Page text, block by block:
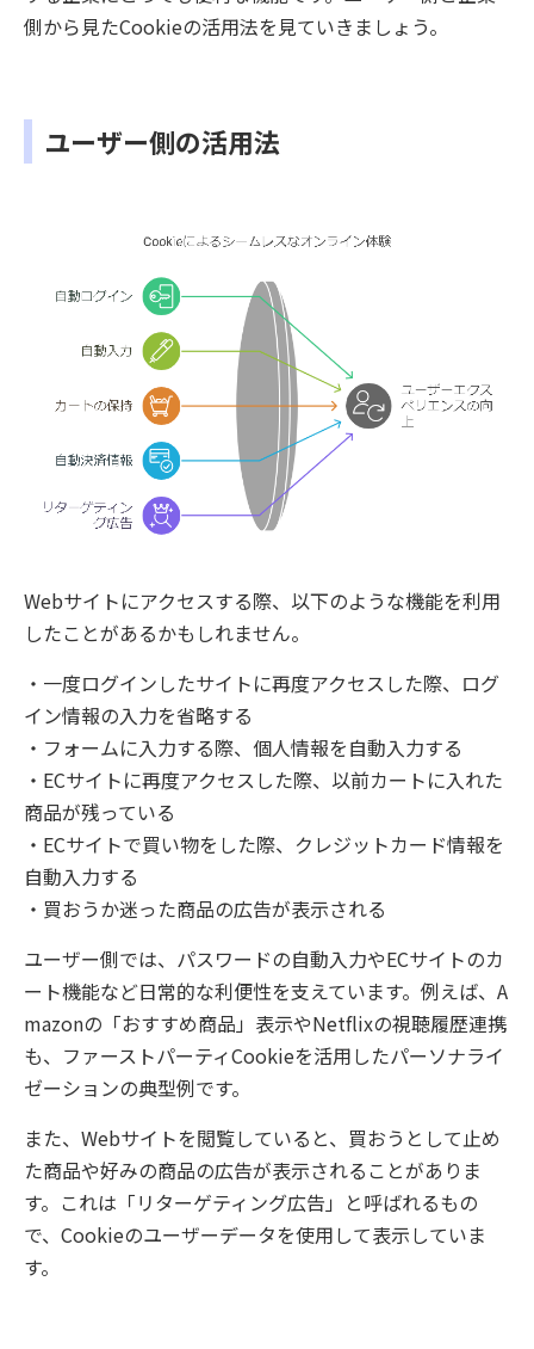
側から見たCookieの活用法を見ていきましょう。
ユーザー側の活用法
Webサイトにアクセスする際、以下のような機能を利用
したことがあるかもしれません。
・一度ログインしたサイトに再度アクセスした際、ログ
イン情報の入力を省略する
・フォームに入力する際、個人情報を自動入力する
・ECサイトに再度アクセスした際、以前カートに入れた
商品が残っている
・ECサイトで買い物をした際、クレジットカード情報を
自動入力する
・買おうか迷った商品の広告が表示される
ユーザー側では、パスワードの自動入力やECサイトのカ
ート機能など日常的な利便性を支えています。例えば、A
mazonの「おすすめ商品」表示やNetflixの視聴履歴連携
も、ファーストパーティCookieを活用したパーソナライ
ゼーションの典型例です。
また、Webサイトを閲覧していると、買おうとして止め
た商品や好みの商品の広告が表示されることがありま
す。これは「リターゲティング広告」と呼ばれるもの
で、Cookieのユーザーデータを使用して表示していま
す。